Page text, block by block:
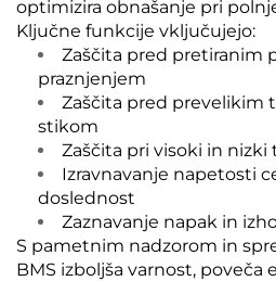
optimizira obnašanje pri
Ključne funkcije vključujejo:
Zaščita pred pretiranim
praznjenjem
Zaščita pred prevelikim
stikom
Zaščita pri visoki in
Izravnavanje napetosti
doslednost
Zaznavanje napak in
S pametnim nadzorom in
BMS izboljša varnost, poveča